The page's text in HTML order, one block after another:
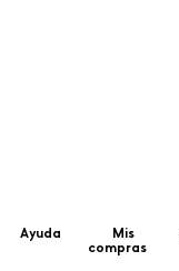
Ayuda
Mis
compras